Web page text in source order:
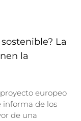
La
la
europeo
informa de los
de una